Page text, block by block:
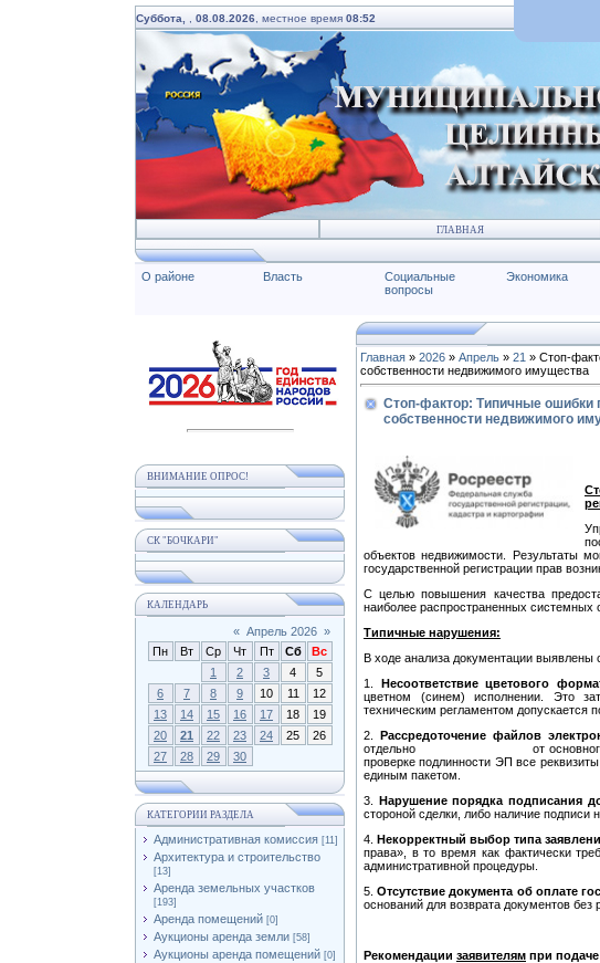
Суббота, 08.08.2026 , местное время 08:52
ГЛАВНАЯ
О районе Власть
Социальные
вопросы
Экономика
ВНИМАНИЕ ОПРОС!
СК "БОЧКАРИ"
КАЛЕНДАРЬ
« Апрель 2026 »
Пн
Вт Ср Чт Пт Сб
Вс
1
2 3 4
5
6
7 8 9 10 11
12
13
14 15 16 17 18
19
20
21 22 23 24 25
26
27
28 29 30
КАТЕГОРИИ РАЗДЕЛА
Административная комиссия [11]
Архитектура и строительство
[13]
Аренда земельных участков
[193]
Аренда помещений [0]
Аукционы аренда земли [58]
Аукционы аренда помещений [0]
Главная » 2026 » Апрель » 21 » Стоп-
собственности недвижимого имущества
Стоп-фактор: Типичные ошибки
собственности недвижимого
объектов недвижимости. Результаты
государственной регистрации прав
С целью повышения качества
наиболее распространенных системных
Типичные нарушения:
В ходе анализа документации
1. Несоответствие цветового
цветном (синем) исполнении. Это
техническим регламентом допускается
2. Рассредоточение файлов
отдельно от основного
проверке подлинности ЭП все
единым пакетом.
3. Нарушение порядка подписания
стороной сделки, либо наличие подписи
4. Некорректный выбор типа
права», в то время как фактически
административной процедуры.
5.Отсутствие документа об оплате
оснований для возврата документов
Рекомендации заявителям при